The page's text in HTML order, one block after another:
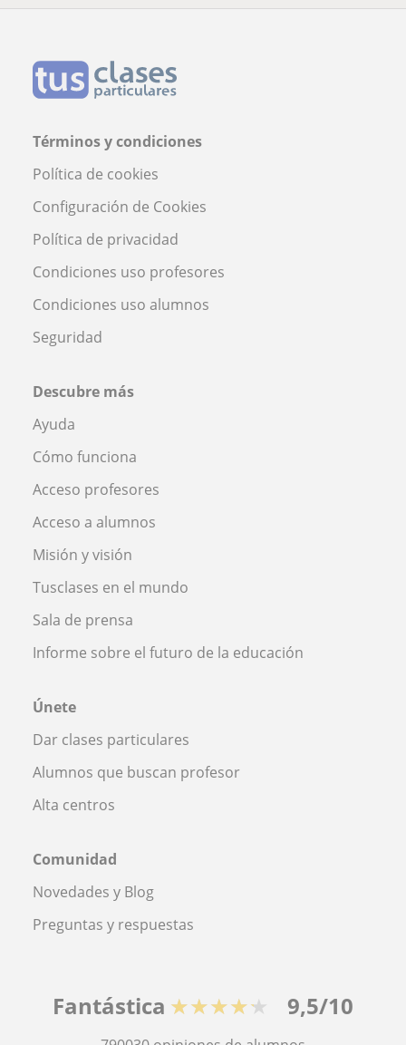
Términos y condiciones
Política de cookies
Configuración de Cookies
Política de privacidad
Condiciones uso profesores
Condiciones uso alumnos
Seguridad
Descubre más
Ayuda
Cómo funciona
Acceso profesores
Acceso a alumnos
Misión y visión
Tusclases en el mundo
Sala de prensa
Informe sobre el futuro de la educación
Únete
Dar clases particulares
Alumnos que buscan profesor
Alta centros
Comunidad
Novedades y Blog
Preguntas y respuestas
Fantástica ★★★★★ 9,5/10